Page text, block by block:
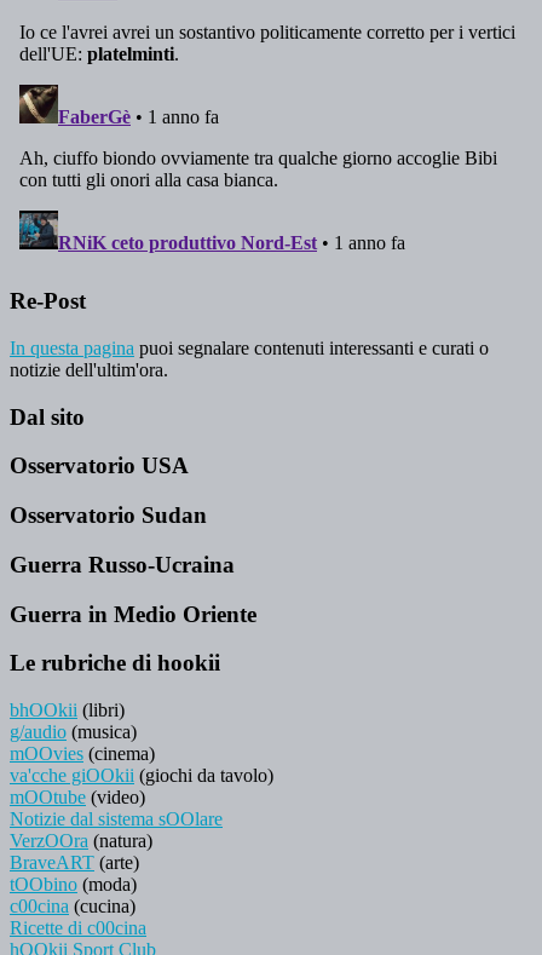
Re-Post
In questa pagina puoi segnalare contenuti interessanti e curati o
notizie dell'ultim'ora.
Dal sito
Osservatorio USA
Osservatorio Sudan
Guerra Russo-Ucraina
Guerra in Medio Oriente
Le rubriche di hookii
bhOOkii (libri)
g/audio (musica)
mOOvies (cinema)
va'cche giOOkii (giochi da tavolo)
mOOtube (video)
Notizie dal sistema sOOlare
VerzOOra (natura)
BraveART (arte)
tOObino (moda)
c00cina (cucina)
Ricette di c00cina
hOOkii Sport Club